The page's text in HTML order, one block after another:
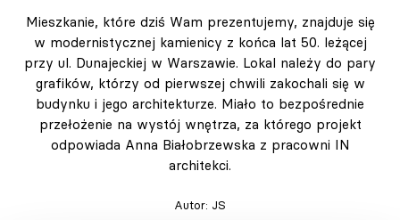
Mieszkanie, które dziś Wam prezentujemy, znajduje się
w modernistycznej kamienicy z końca lat 50. leżącej
przy ul. Dunajeckiej w Warszawie. Lokal należy do pary
grafików, którzy od pierwszej chwili zakochali się w
budynku i jego architekturze. Miało to bezpośrednie
przełożenie na wystój wnętrza, za którego projekt
odpowiada Anna Białobrzewska z pracowni IN
architekci.
Autor: JS